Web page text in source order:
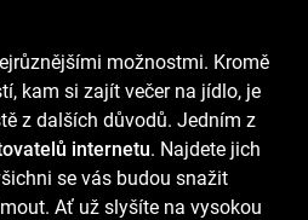
možnostmi. Kromě
kam si zajít večer na jídlo, je
z dalších důvodů. Jedním z
internetu. Najdete jich
se vás budou snažit
Ať už slyšíte na vysokou